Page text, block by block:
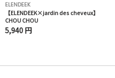
ELENDEEK
【ELENDEEK×jardin des cheveux】
CHOU CHOU
5,940 円